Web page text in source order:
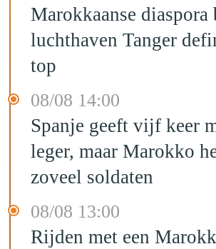
Marokkaanse diaspora
luchthaven Tanger
top
08/08 14:00
Spanje geeft vijf keer
leger, maar Marokko
zoveel soldaten
08/08 13:00
Rijden met een